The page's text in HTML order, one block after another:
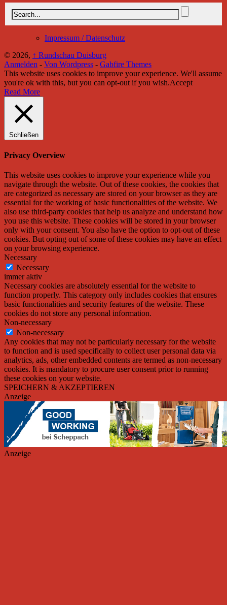
Impressum / Datenschutz
© 2026, ↑ Rundschau Duisburg
Anmelden - Von Wordpress - Gabfire Themes
This website uses cookies to improve your experience. We'll assume
you're ok with this, but you can opt-out if you wish.Accept
Read More
Schließen
Privacy Overview
This website uses cookies to improve your experience while you
navigate through the website. Out of these cookies, the cookies that
are categorized as necessary are stored on your browser as they are
essential for the working of basic functionalities of the website. We
also use third-party cookies that help us analyze and understand how
you use this website. These cookies will be stored in your browser
only with your consent. You also have the option to opt-out of these
cookies. But opting out of some of these cookies may have an effect
on your browsing experience.
Necessary
Necessary
immer aktiv
Necessary cookies are absolutely essential for the website to
function properly. This category only includes cookies that ensures
basic functionalities and security features of the website. These
cookies do not store any personal information.
Non-necessary
Non-necessary
Any cookies that may not be particularly necessary for the website
to function and is used specifically to collect user personal data via
analytics, ads, other embedded contents are termed as non-necessary
cookies. It is mandatory to procure user consent prior to running
these cookies on your website.
SPEICHERN & AKZEPTIEREN
Anzeige
Anzeige